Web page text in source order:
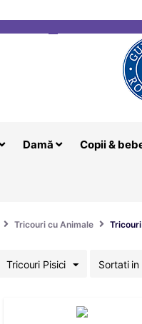
Damă Copii &
Tricouri cu Animale
Tricouri Pisici Sortati